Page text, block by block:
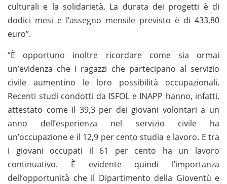
culturali e la solidarietà. La durata dei progetti è di
dodici mesi e l’assegno mensile previsto è di 433,80
euro”.
“È opportuno inoltre ricordare come sia ormai
un’evidenza che i ragazzi che partecipano al servizio
civile aumentino le loro possibilità occupazionali.
Recenti studi condotti da ISFOL e INAPP hanno, infatti,
attestato come il 39,3 per dei giovani volontari a un
anno dell’esperienza nel servizio civile ha
un’occupazione e il 12,9 per cento studia e lavoro. E tra
i giovani occupati il 61 per cento ha un lavoro
continuativo. È evidente quindi l’importanza
dell’opportunità che il Dipartimento della Gioventù e